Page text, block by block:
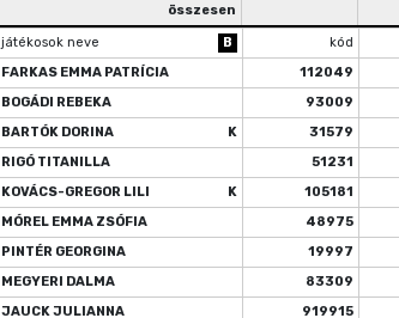
összesen
játékosok neve B kód
FARKAS EMMA PATRÍCIA 112049
BOGÁDI REBEKA 93009
BARTÓK DORINA K
31579
RIGÓ TITANILLA 51231
KOVÁCS-GREGOR LILI K
105181
MÓREL EMMA ZSÓFIA 48975
PINTÉR GEORGINA 19997
MEGYERI DALMA 83309
JAUCK JULIANNA 919915